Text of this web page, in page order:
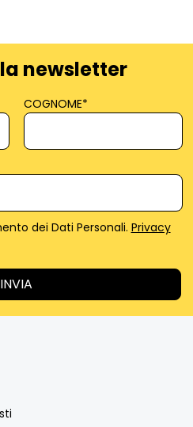
newsletter
COGNOME*
dei Dati Personali. Privacy